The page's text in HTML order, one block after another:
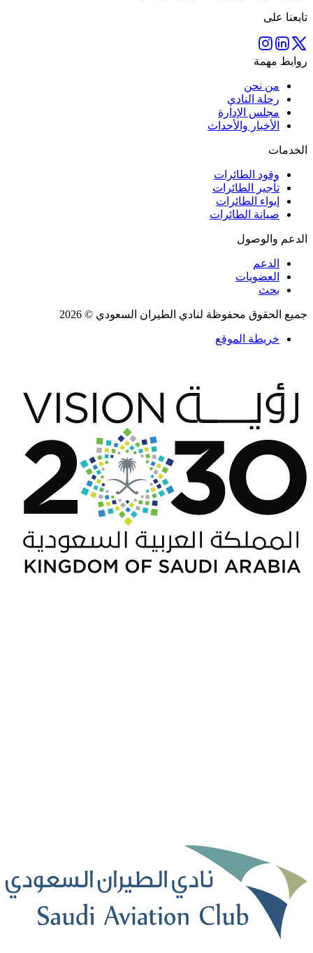
تابعنا على
روابط مهمة
من نحن
رحلة النادي
مجلس الإدارة
الأخبار والأحداث
الخدمات
وقود الطائرات
تأجير الطائرات
إيواء الطائرات
صيانة الطائرات
الدعم والوصول
الدعم
العضويات
بحث
جميع الحقوق محفوظة لنادي الطيران السعودي © 2026
خريطة الموقع